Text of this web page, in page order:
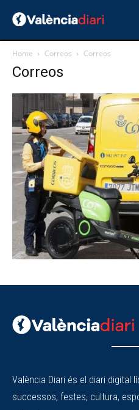
Home Correos Correos
Correos
València Diari és el diari digital
successos, festes, cultura,